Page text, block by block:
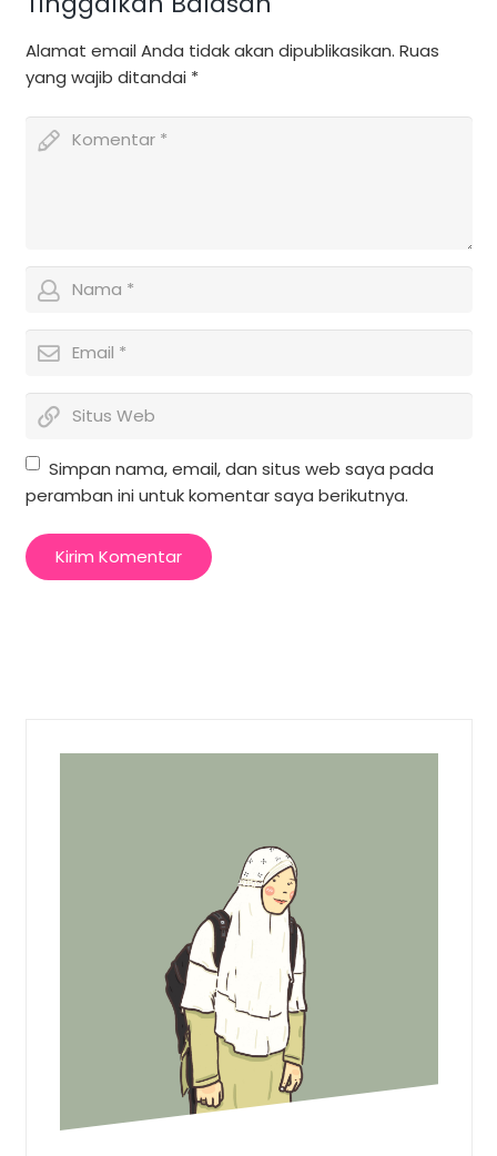
Alamat email Anda tidak akan dipublikasikan. Ruas
yang wajib ditandai *
Simpan nama, email, dan situs web saya pada
peramban ini untuk komentar saya berikutnya.
Kirim Komentar